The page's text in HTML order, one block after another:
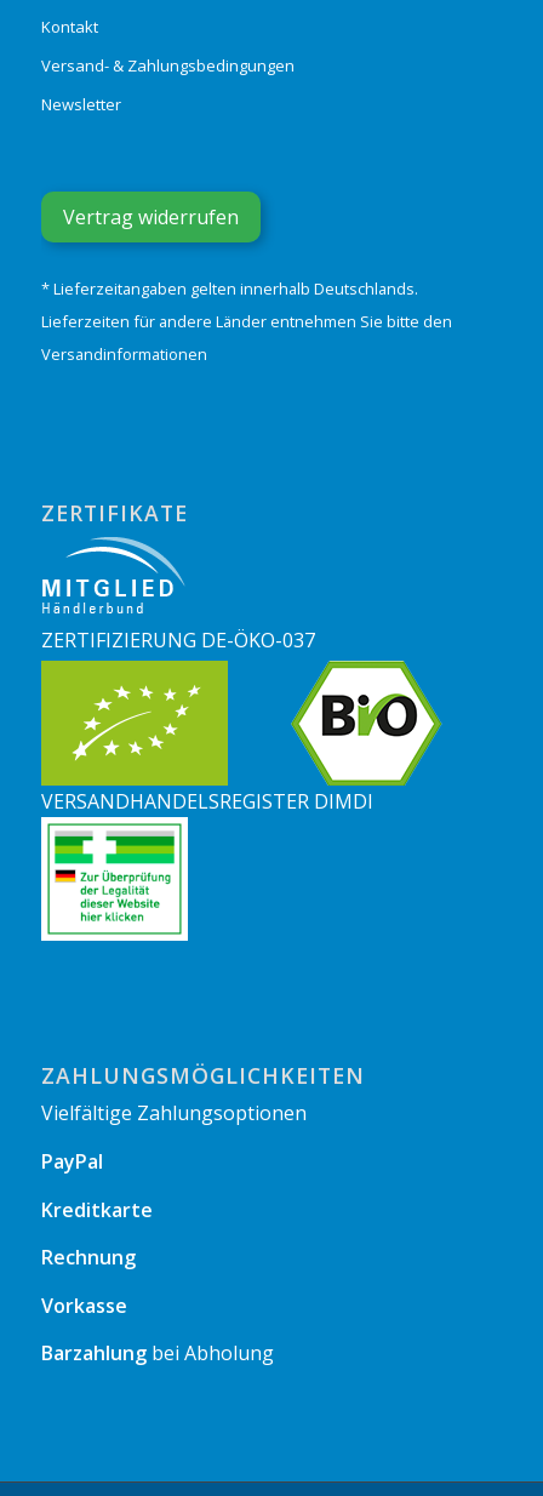
Kontakt
Versand- & Zahlungsbedingungen
Newsletter
Vertrag widerrufen
* Lieferzeitangaben gelten innerhalb Deutschlands.
Lieferzeiten für andere Länder entnehmen Sie bitte den
Versandinformationen
ZERTIFIKATE
ZERTIFIZIERUNG DE-ÖKO-037
VERSANDHANDELSREGISTER DIMDI
ZAHLUNGSMÖGLICHKEITEN
Vielfältige Zahlungsoptionen
PayPal
Kreditkarte
Rechnung
Vorkasse
Barzahlungbei Abholung